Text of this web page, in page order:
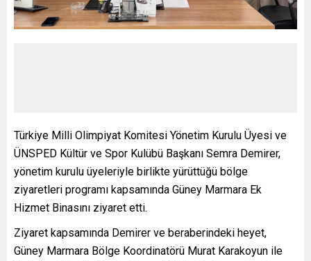
Türkiye Milli Olimpiyat Komitesi Yönetim Kurulu Üyesi ve
ÜNSPED Kültür ve Spor Kulübü Başkanı Semra Demirer,
yönetim kurulu üyeleriyle birlikte yürüttüğü bölge
ziyaretleri programı kapsamında Güney Marmara Ek
Hizmet Binasını ziyaret etti.
Ziyaret kapsamında Demirer ve beraberindeki heyet,
Güney Marmara Bölge Koordinatörü Murat Karakoyun ile